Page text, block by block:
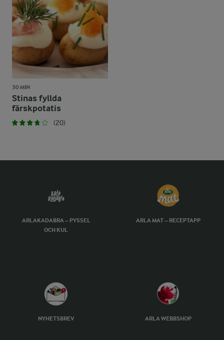
30 MIN
Stinas fyllda
färskpotatis
(20)
ARLAKADABRA – PYSSEL
OCH KUL
ARLA MAT – RECEPTAPP
NYHETSBREV ARLA WEBBSHOP